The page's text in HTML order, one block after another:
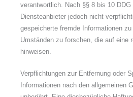
verantwortlich. Nach §§ 8 bis 10 DDG
Diensteanbieter jedoch nicht
gespeicherte fremde Informationen
Umständen zu forschen, die auf eine
hinweisen.
Verpflichtungen zur Entfernung oder
Informationen nach den allgemeinen